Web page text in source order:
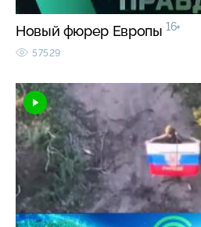
Новый фюрер Европы 16+
57529